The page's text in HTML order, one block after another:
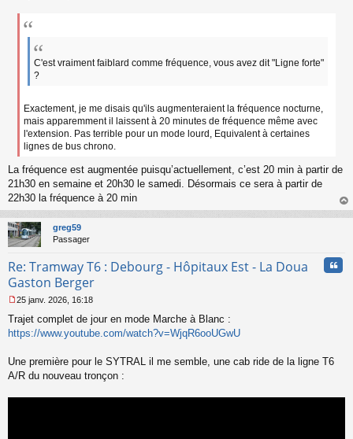
e
C'est vraiment faiblard comme fréquence, vous avez dit "Ligne forte"
?
Exactement, je me disais qu'ils augmenteraient la fréquence nocturne,
mais apparemment il laissent à 20 minutes de fréquence même avec
l'extension. Pas terrible pour un mode lourd, Equivalent à certaines
lignes de bus chrono.
La fréquence est augmentée puisqu’actuellement, c’est 20 min à partir de
21h30 en semaine et 20h30 le samedi. Désormais ce sera à partir de
22h30 la fréquence à 20 min
au
greg59
Passager
Re: Tramway T6 : Debourg - Hôpitaux Est - La Doua
Gaston Berger
e
s
g
e
25 janv. 2026, 16:18
Trajet complet de jour en mode Marche à Blanc :
https://www.youtube.com/watch?v=WjqR6ooUGwU
Une première pour le SYTRAL il me semble, une cab ride de la ligne T6
A/R du nouveau tronçon :